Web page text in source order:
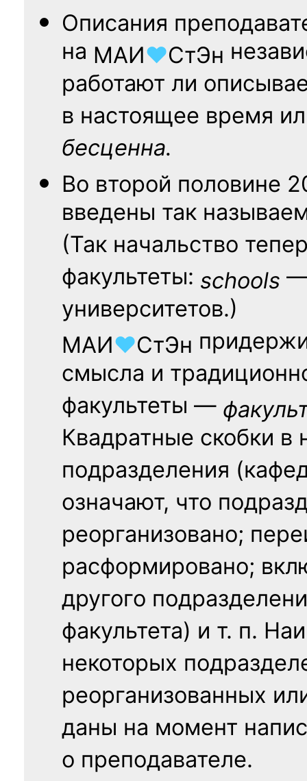
Описания
на МАИ♥СтЭн
работают ли
в настоящее время
бесценна.
Во второй половине
введены так
(Так начальство
факультеты: schools —
университетов.)
МАИ♥СтЭн
смысла и
факультеты —
Квадратные скобки в
подразделения
означают, что
реорганизовано;
расформировано;
другого
факультета) и т. п.
некоторых
реорганизованных
даны на момент
о преподавателе.